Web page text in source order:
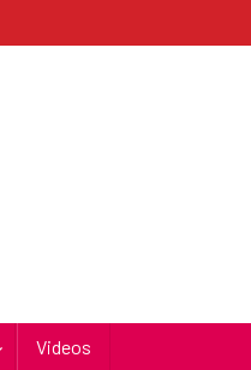
Videos